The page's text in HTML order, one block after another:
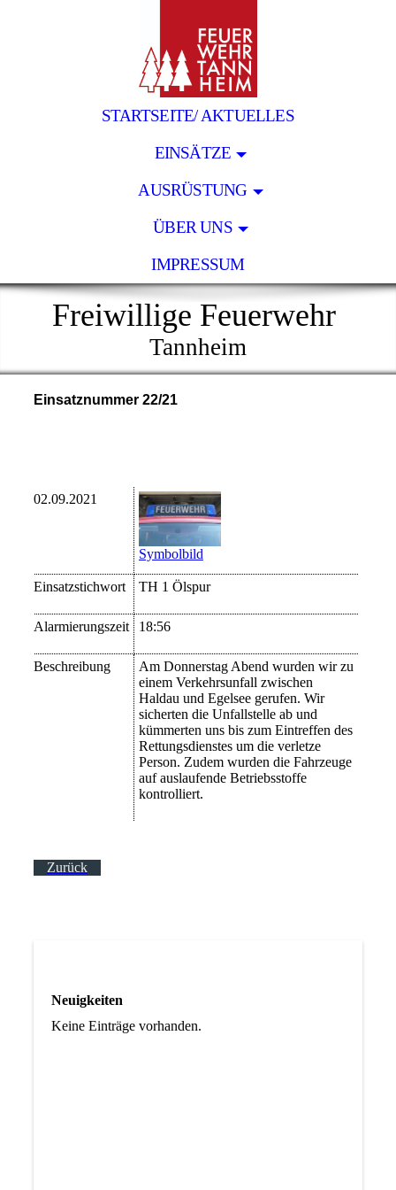
STARTSEITE/ AKTUELLES
EINSÄTZE
AUSRÜSTUNG
ÜBER UNS
IMPRESSUM
Freiwillige Feuerwehr
Tannheim
Einsatznummer 22/21
02.09.2021
Symbolbild
Einsatzstichwort TH 1 Ölspur
Alarmierungszeit 18:56
Beschreibung
Am Donnerstag Abend wurden wir zu
einem Verkehrsunfall zwischen
Haldau und Egelsee gerufen. Wir
sicherten die Unfallstelle ab und
kümmerten uns bis zum Eintreffen des
Rettungsdienstes um die verletze
Person. Zudem wurden die Fahrzeuge
auf auslaufende Betriebsstoffe
kontrolliert.
Zurück
Neuigkeiten
Keine Einträge vorhanden.